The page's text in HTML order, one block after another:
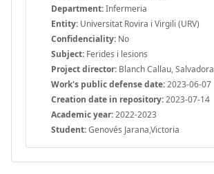
Department:Infermeria
Entity: Universitat Rovira i Virgili (URV)
Confidenciality: No
Subject: Ferides i lesions
Project director: Blanch Callau, Salvadora
Work's public defense date:2023-06-07
Creation date in repository:2023-07-14
Academic year:2022-2023
Student:Genovés Jarana,Victoria